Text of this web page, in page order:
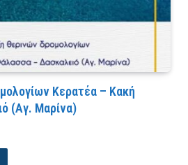
Κερατέα – Κακή
(Αγ. Μαρίνα)